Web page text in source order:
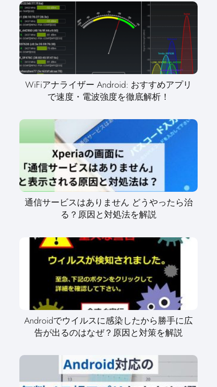
WiFiアナライザー Android: おすすめアプリ
で速度・電波強度を徹底解析！
通信サービスはありません どうやったら治
る？原因と対処法を解説
Androidでウイルスに感染したから勝手に広
告が出るのはなぜ？原因と対策を解説